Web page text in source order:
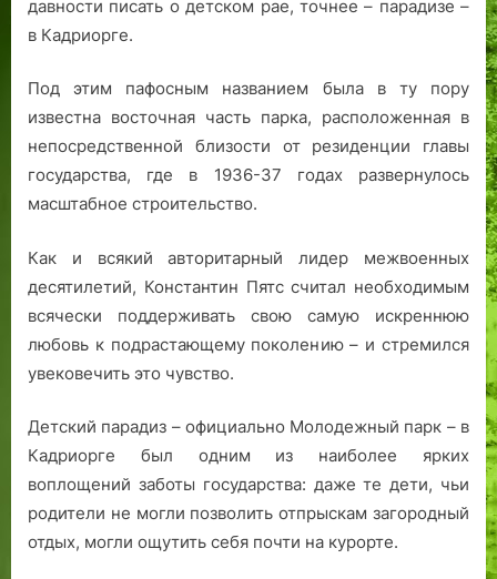
давности писать о детском рае, точнее – парадизе –
в Кадриорге.
Под этим пафосным названием была в ту пору
известна восточная часть парка, расположенная в
непосредственной близости от резиденции главы
государства, где в 1936-37 годах развернулось
масштабное строительство.
Как и всякий авторитарный лидер межвоенных
десятилетий, Константин Пятс считал необходимым
всячески поддерживать свою самую искреннюю
любовь к подрастающему поколению – и стремился
увековечить это чувство.
Детский парадиз – официально Молодежный парк – в
Кадриорге был одним из наиболее ярких
воплощений заботы государства: даже те дети, чьи
родители не могли позволить отпрыскам загородный
отдых, могли ощутить себя почти на курорте.